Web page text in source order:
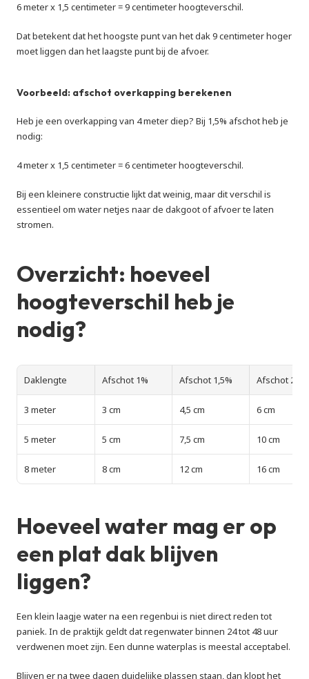
6 meter x 1,5 centimeter = 9 centimeter hoogteverschil.
Dat betekent dat het hoogste punt van het dak 9 centimeter hoger
moet liggen dan het laagste punt bij de afvoer.
Voorbeeld: afschot overkapping berekenen
Heb je een overkapping van 4 meter diep? Bij 1,5% afschot heb je
nodig:
4 meter x 1,5 centimeter = 6 centimeter hoogteverschil.
Bij een kleinere constructie lijkt dat weinig, maar dit verschil is
essentieel om water netjes naar de dakgoot of afvoer te laten
stromen.
Overzicht: hoeveel
hoogteverschil heb je
nodig?
Daklengte Afschot 1% Afschot 1,5% Afschot 2%
3 meter 3 cm 4,5 cm 6 cm
5 meter 5 cm 7,5 cm 10 cm
8 meter 8 cm 12 cm 16 cm
Hoeveel water mag er op
een plat dak blijven
liggen?
Een klein laagje water na een regenbui is niet direct reden tot
paniek. In de praktijk geldt dat regenwater binnen 24 tot 48 uur
verdwenen moet zijn. Een dunne waterplas is meestal acceptabel.
Blijven er na twee dagen duidelijke plassen staan, dan klopt het